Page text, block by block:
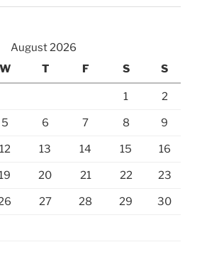
August 2026
W T F S S
1 2
5 6 7 8 9
12 13 14 15 16
20 21 22 23
27 28 29 30